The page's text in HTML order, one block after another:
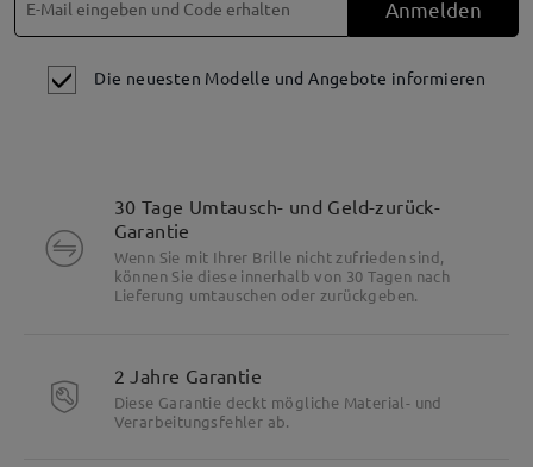
Anmelden
Die neuesten Modelle und Angebote informieren
30 Tage Umtausch- und Geld-zurück-
Garantie
Wenn Sie mit Ihrer Brille nicht zufrieden sind,
können Sie diese innerhalb von 30 Tagen nach
Lieferung umtauschen oder zurückgeben.
2 Jahre Garantie
Diese Garantie deckt mögliche Material- und
Verarbeitungsfehler ab.